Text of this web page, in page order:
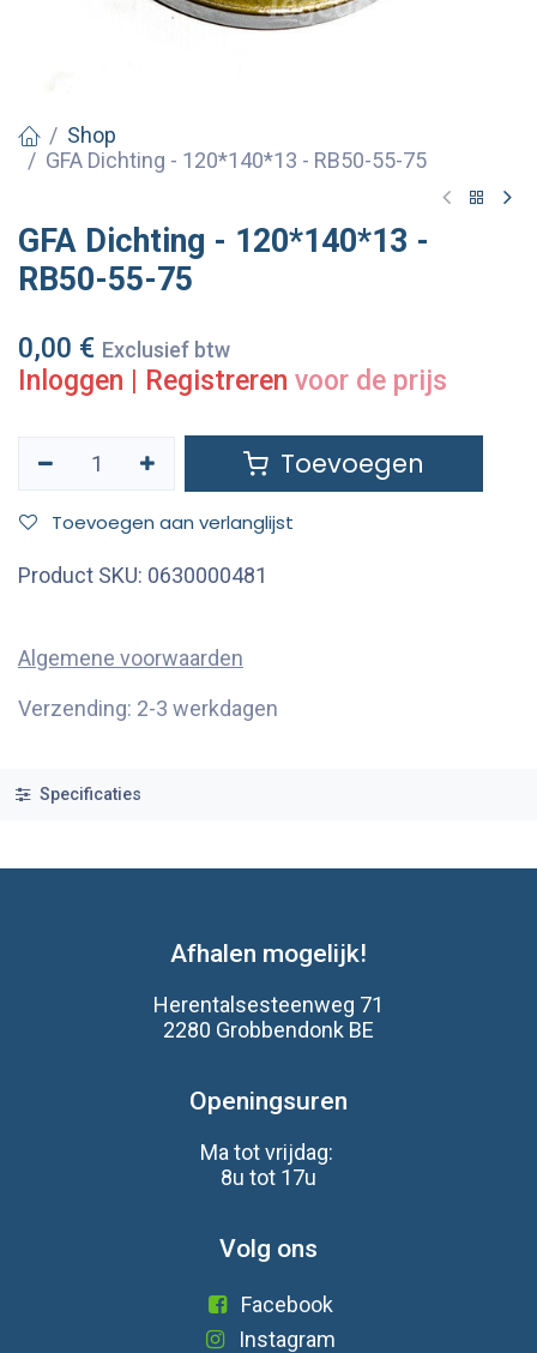
Shop
GFA Dichting - 120*140*13 - RB50-55-75
GFA Dichting - 120*140*13 -
RB50-55-75
0,00 € Exclusief btw
Inloggen Registreren voor de prijs
Toevoegen
Toevoegen aan verlanglijst
Product SKU: 0630000481
Algemene voorwaarden
Verzending: 2-3 werkdagen
Specificaties
Afhalen mogelijk!
Herentalsesteenweg 71
2280 Grobbendonk BE
Openingsuren
Ma tot vrijdag:
8u tot 17u
Volg ons
Facebook
Instagram